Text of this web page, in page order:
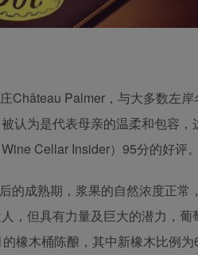
Château Palmer，与大多数左
认为是代表母亲的温柔和包容
Cellar Insider）95分的好评。
成熟期，浆果的自然浓度正常
，但具有力量及巨大的潜力，
橡木桶陈酿，其中新橡木比例为